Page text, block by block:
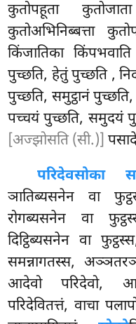
कुतोपहूता
कुतोअभिनिब्बत्ता
किंजातिका
पुच्छति, हेतुं पुच्छति ,
पुच्छति, समुट्ठानं
पच्चयं पुच्छति, समुदयं
[अज्झोसति (सी.)]
परिदेवसोका
ञातिब्यसनेन वा
रोगब्यसनेन वा
दिट्ठिब्यसनेन वा
समन्नागतस्स,
आदेवो परिदेवो,
परिदेवितत्तं, वाचा